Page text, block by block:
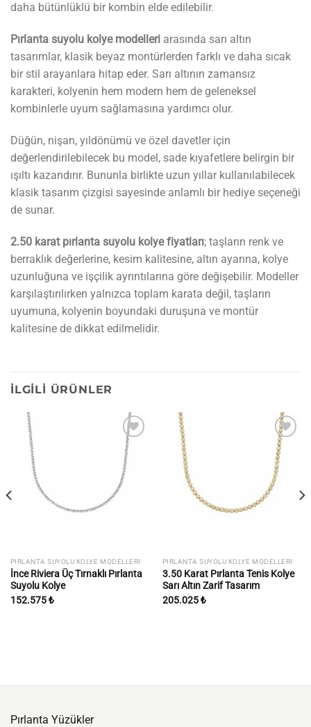
daha bütünlüklü bir kombin elde edilebilir.
Pırlanta suyolu kolye modelleri arasında sarı altın
tasarımlar, klasik beyaz montürlerden farklı ve daha sıcak
bir stil arayanlara hitap eder. Sarı altının zamansız
karakteri, kolyenin hem modern hem de geleneksel
kombinlerle uyum sağlamasına yardımcı olur.
Düğün, nişan, yıldönümü ve özel davetler için
değerlendirilebilecek bu model, sade kıyafetlere belirgin bir
ışıltı kazandırır. Bununla birlikte uzun yıllar kullanılabilecek
klasik tasarım çizgisi sayesinde anlamlı bir hediye seçeneği
de sunar.
2.50 karat pırlanta suyolu kolye fiyatları; taşların renk ve
berraklık değerlerine, kesim kalitesine, altın ayarına, kolye
uzunluğuna ve işçilik ayrıntılarına göre değişebilir. Modeller
karşılaştırılırken yalnızca toplam karata değil, taşların
uyumuna, kolyenin boyundaki duruşuna ve montür
kalitesine de dikkat edilmelidir.
İLGILI ÜRÜNLER
İstek
listesine
ekle
PIRLANTA SUYOLU KOLYE MODELLERI
İnce Riviera Üç Tırnaklı Pırlanta
Suyolu Kolye
152.575₺
İstek
listesine
ekle
PIRLANTA SUYOLU KOLYE MODELLERI
3.50 Karat Pırlanta Tenis Kolye
Sarı Altın Zarif Tasarım
205.025₺
Pırlanta Yüzükler